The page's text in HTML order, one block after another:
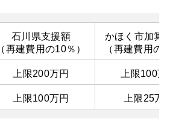
石川県支援額
（再建費用の10％）
かほく市加算
（再建費用の
上限200万円 上限100万
上限100万円 上限25万